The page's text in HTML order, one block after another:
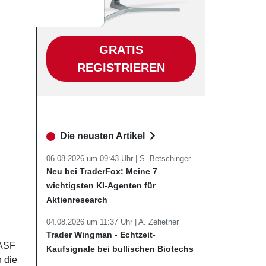
die
GRATIS
REGISTRIEREN
Die neusten Artikel
06.08.2026 um 09:43 Uhr | S. Betschinger
Neu bei TraderFox: Meine 7
wichtigsten KI-Agenten für
Aktienresearch
04.08.2026 um 11:37 Uhr | A. Zehetner
Trader Wingman - Echtzeit-
Kaufsignale bei bullischen Biotechs